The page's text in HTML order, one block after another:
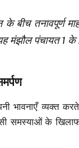
बीच तनावपूर्ण
मंझौल पंचायत 1 के
भावनाएँ व्यक्त
समस्याओं के